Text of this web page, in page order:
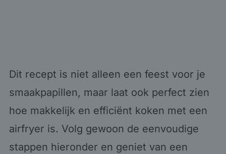
Dit recept is niet alleen een feest voor je
smaakpapillen, maar laat ook perfect zien
hoe makkelijk en efficiënt koken met een
airfryer is. Volg gewoon de eenvoudige
stappen hieronder en geniet van een